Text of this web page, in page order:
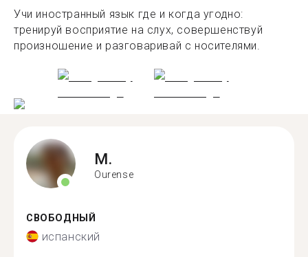
Учи иностранный язык где и когда угодно:
тренируй восприятие на слух, совершенствуй
произношение и разговаривай с носителями.
M.
Ourense
СВОБОДНЫЙ
испанский